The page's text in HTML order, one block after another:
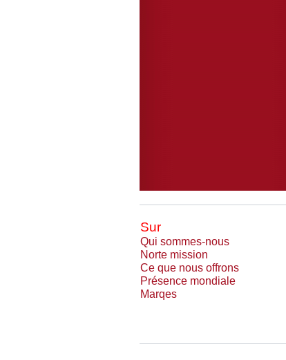
Sur
Qui sommes-nous
Norte mission
Ce que nous offrons
Présence mondiale
Marqes